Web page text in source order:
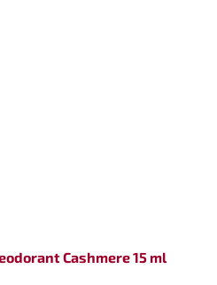
Cashmere 15 ml